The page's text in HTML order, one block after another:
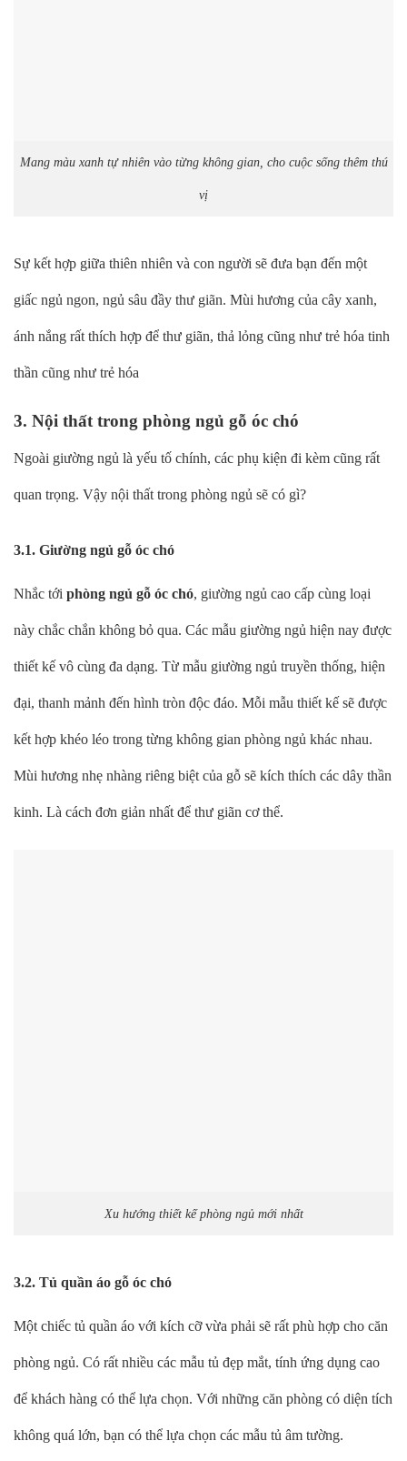
Mang màu xanh tự nhiên vào từng không gian, cho cuộc sống thêm thú
vị
Sự kết hợp giữa thiên nhiên và con người sẽ đưa bạn đến một
giấc ngủ ngon, ngủ sâu đầy thư giãn. Mùi hương của cây xanh,
ánh nắng rất thích hợp để thư giãn, thả lỏng cũng như trẻ hóa tinh
thần cũng như trẻ hóa
3. Nội thất trong phòng ngủ gỗ óc chó
Ngoài giường ngủ là yếu tố chính, các phụ kiện đi kèm cũng rất
quan trọng. Vậy nội thất trong phòng ngủ sẽ có gì?
3.1. Giường ngủ gỗ óc chó
Nhắc tới phòng ngủ gỗ óc chó, giường ngủ cao cấp cùng loại
này chắc chắn không bỏ qua. Các mẫu giường ngủ hiện nay được
thiết kế vô cùng đa dạng. Từ mẫu giường ngủ truyền thống, hiện
đại, thanh mảnh đến hình tròn độc đáo. Mỗi mẫu thiết kế sẽ được
kết hợp khéo léo trong từng không gian phòng ngủ khác nhau.
Mùi hương nhẹ nhàng riêng biệt của gỗ sẽ kích thích các dây thần
kinh. Là cách đơn giản nhất để thư giãn cơ thể.
Xu hướng thiết kế phòng ngủ mới nhất
3.2. Tủ quần áo gỗ óc chó
Một chiếc tủ quần áo với kích cỡ vừa phải sẽ rất phù hợp cho căn
phòng ngủ. Có rất nhiều các mẫu tủ đẹp mắt, tính ứng dụng cao
để khách hàng có thể lựa chọn. Với những căn phòng có diện tích
không quá lớn, bạn có thể lựa chọn các mẫu tủ âm tường.